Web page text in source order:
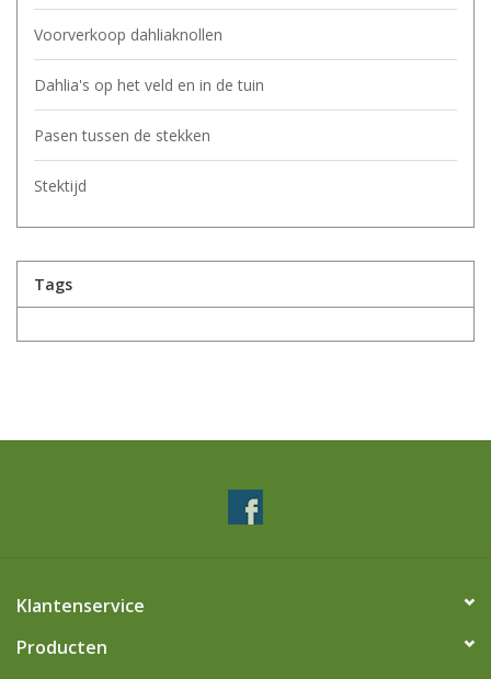
Voorverkoop dahliaknollen
Dahlia's op het veld en in de tuin
Pasen tussen de stekken
Stektijd
Tags
Klantenservice
Producten